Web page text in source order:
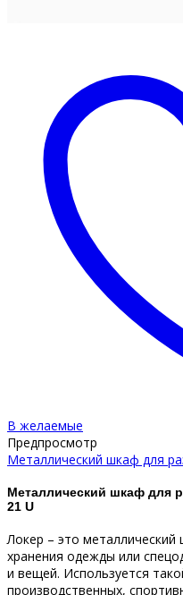
В желаемые
Предпросмотр
Металлический шкаф для
Металлический шкаф для
21 U
Локер – это
хранения одежды или
и вещей. Используется
производственных,